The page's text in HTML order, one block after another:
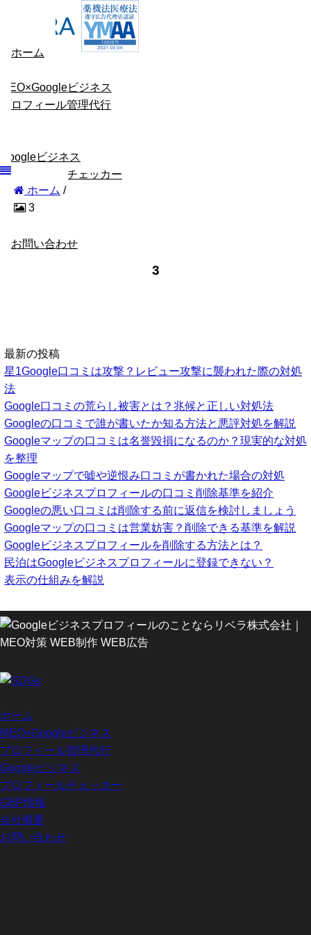
ホーム
MEO×Googleビジネス
プロフィール管理代行
Googleビジネス
プロフィールチェッカー
GBP情報
お問い合わせ
ホーム /
3
3
最新の投稿
星1Google口コミは攻撃？レビュー攻撃に襲われた際の対処
法
Google口コミの荒らし被害とは？兆候と正しい対処法
Googleの口コミで誰が書いたか知る方法と悪評対処を解説
Googleマップの口コミは名誉毀損になるのか？現実的な対処
を整理
Googleマップで嘘や逆恨み口コミが書かれた場合の対処
Googleビジネスプロフィールの口コミ削除基準を紹介
Googleの悪い口コミは削除する前に返信を検討しましょう
Googleマップの口コミは営業妨害？削除できる基準を解説
Googleビジネスプロフィールを削除する方法とは？
民泊はGoogleビジネスプロフィールに登録できない？
表示の仕組みを解説
ホーム
MEO×Googleビジネス
プロフィール管理代行
Googleビジネス
プロフィールチェッカー
GBP情報
会社概要
お問い合わせ